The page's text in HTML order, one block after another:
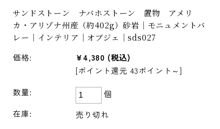
サンドストーン ナバホストーン 置物 アメリ
カ・アリゾナ州産（約402g）砂岩｜モニュメントバ
レー｜インテリア｜オブジェ｜sds027
価格: ¥4,380 (税込)
[ポイント還元 43ポイント～]
数量:
個
在庫:
売り切れ